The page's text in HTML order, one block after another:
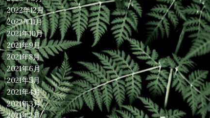
2022年12月
2022年11月
2021年10月
2021年9月
2021年8月
2021年6月
2021年5月
2021年4月
2021年3月
2021年2月